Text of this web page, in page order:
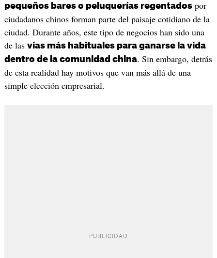
pequeños bares o peluquerías regentadospor
ciudadanos chinos forman parte del paisaje cotidiano de la
ciudad. Durante años, este tipo de negocios han sido una
de las vías más habituales para ganarse la vida
dentro de la comunidad china. Sin embargo, detrás
de esta realidad hay motivos que van más allá de una
simple elección empresarial.